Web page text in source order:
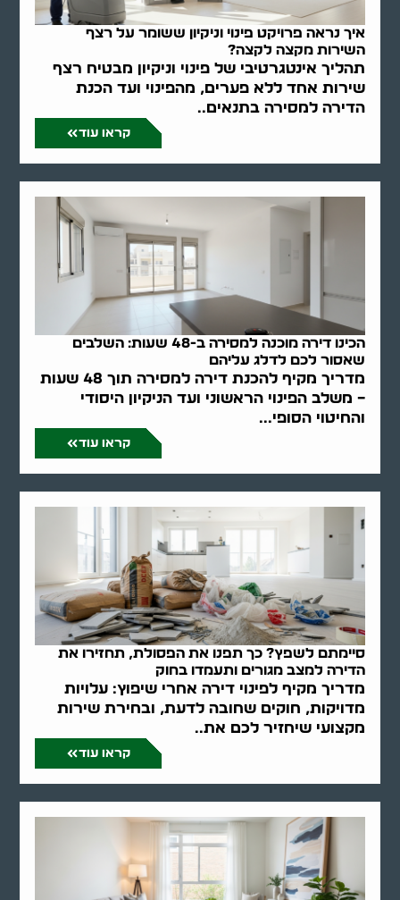
איך נראה פרויקט פינוי וניקיון ששומר על רצף
השירות מקצה לקצה?
תהליך אינטגרטיבי של פינוי וניקיון מבטיח רצף
שירות אחד ללא פערים, מהפינוי ועד הכנת
הדירה למסירה בתנאים..
קראו עוד
הכינו דירה מוכנה למסירה ב-48 שעות: השלבים
שאסור לכם לדלג עליהם
מדריך מקיף להכנת דירה למסירה תוך 48 שעות
– משלב הפינוי הראשוני ועד הניקיון היסודי
והחיטוי הסופי...
קראו עוד
סיימתם לשפץ? כך תפנו את הפסולת, תחזירו את
הדירה למצב מגורים ותעמדו בחוק
מדריך מקיף לפינוי דירה אחרי שיפוץ: עלויות
מדויקות, חוקים שחובה לדעת, ובחירת שירות
מקצועי שיחזיר לכם את..
קראו עוד